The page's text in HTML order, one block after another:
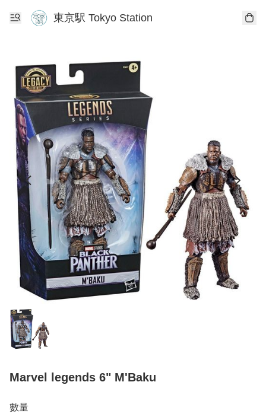
東京駅 Tokyo Station
Marvel legends 6" M'Baku
數量